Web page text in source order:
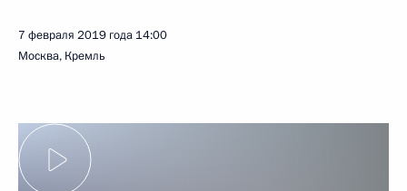
7 февраля 2019 года 14:00
Москва, Кремль